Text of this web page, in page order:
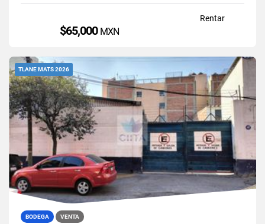
Rentar
$65,000 MXN
TLANE MATS 2026
BODEGA VENTA